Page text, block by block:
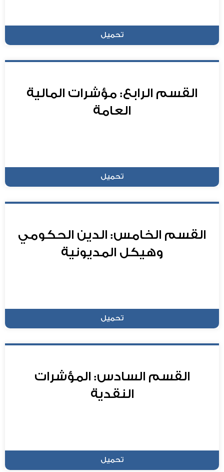
تحميل
القسم الرابع: مؤشرات المالية
العامة
تحميل
القسم الخامس: الدين الحكومي
وهيكل المديونية
تحميل
القسم السادس: المؤشرات
النقدية
تحميل